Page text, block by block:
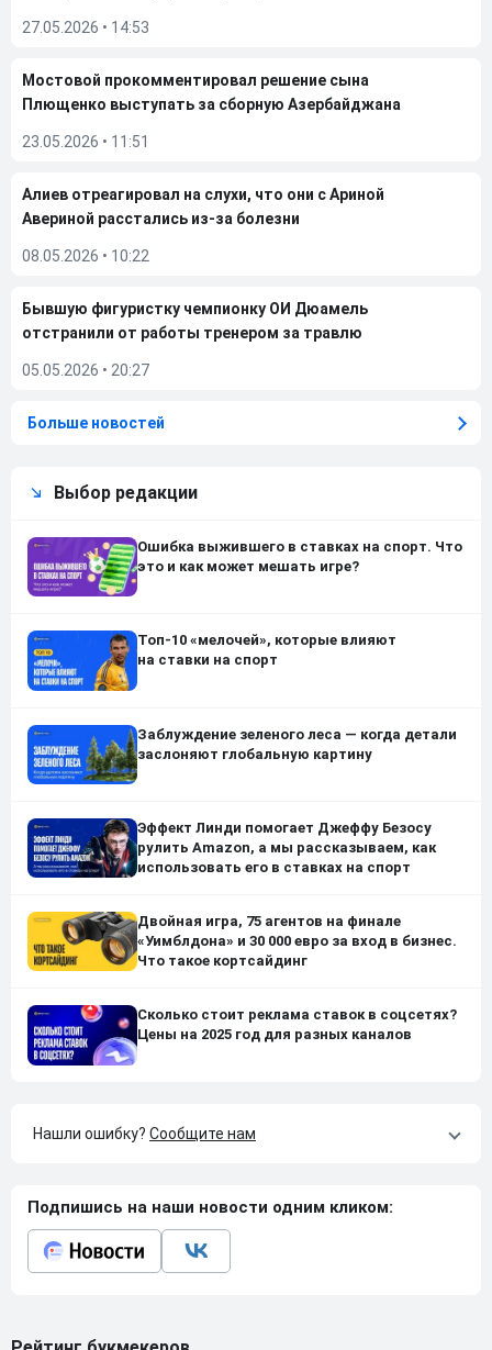
27.05.2026 • 14:53
Мостовой прокомментировал решение сына
Плющенко выступать за сборную Азербайджана
23.05.2026 • 11:51
Алиев отреагировал на слухи, что они с Ариной
Авериной расстались из-за болезни
08.05.2026 • 10:22
Бывшую фигуристку чемпионку ОИ Дюамель
отстранили от работы тренером за травлю
05.05.2026 • 20:27
Больше новостей
Выбор редакции
Ошибка выжившего в ставках на спорт. Что
это и как может мешать игре?
Топ-10 «мелочей», которые влияют
на ставки на спорт
Заблуждение зеленого леса — когда детали
заслоняют глобальную картину
Эффект Линди помогает Джеффу Безосу
рулить Amazon, а мы рассказываем, как
использовать его в ставках на спорт
Двойная игра, 75 агентов на финале
«Уимблдона» и 30 000 евро за вход в бизнес.
Что такое кортсайдинг
Сколько стоит реклама ставок в соцсетях?
Цены на 2025 год для разных каналов
Нашли ошибку? Сообщите нам
Подпишись на наши новости одним кликом: